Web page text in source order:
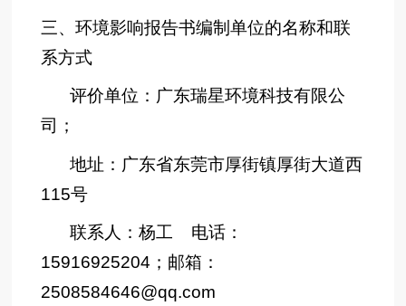
三、环境影响报告书编制单位的名称和联
系方式
评价单位：广东瑞星环境科技有限公
司；
地址：广东省东莞市厚街镇厚街大道西
115号
联系人：杨工 电话：
15916925204；邮箱：
2508584646@qq.com